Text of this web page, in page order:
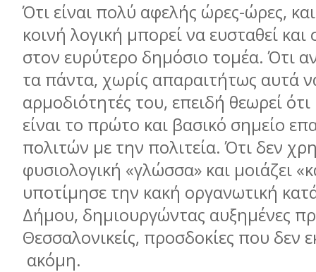
Ότι είναι πολύ αφελής ώρες-ώρες,
κοινή λογική μπορεί να ευσταθεί
στον ευρύτερο δημόσιο τομέα. Ότι
τα πάντα, χωρίς απαραιτήτως αυτά
αρμοδιότητές του, επειδή θεωρεί
είναι το πρώτο και βασικό σημείο
πολιτών με την πολιτεία. Ότι δεν
φυσιολογική «γλώσσα» και μοιάζει
υποτίμησε την κακή οργανωτική
Δήμου, δημιουργώντας αυξημένες
Θεσσαλονικείς, προσδοκίες που δεν
ακόμη.